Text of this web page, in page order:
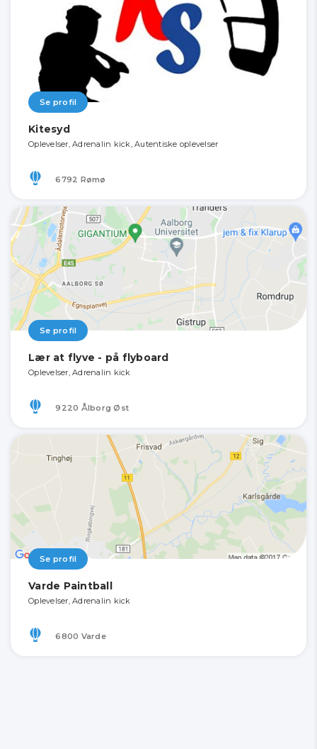
Se profil
Kitesyd
Oplevelser, Adrenalin kick, Autentiske oplevelser
6792 Rømø
Se profil
Lær at flyve - på flyboard
Oplevelser, Adrenalin kick
9220 Ålborg Øst
Se profil
Varde Paintball
Oplevelser, Adrenalin kick
6800 Varde